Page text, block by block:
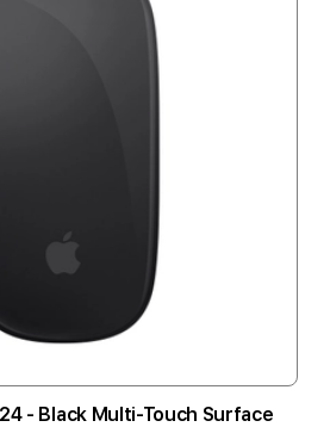
- Black Multi-Touch Surface